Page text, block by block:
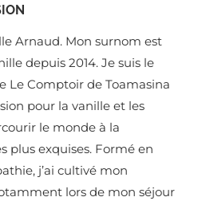
Arnaud. Mon surnom est
depuis 2014. Je suis le
Le Comptoir de Toamasina
pour la vanille et les
le monde à la
plus exquises. Formé en
j’ai cultivé mon
lors de mon séjour